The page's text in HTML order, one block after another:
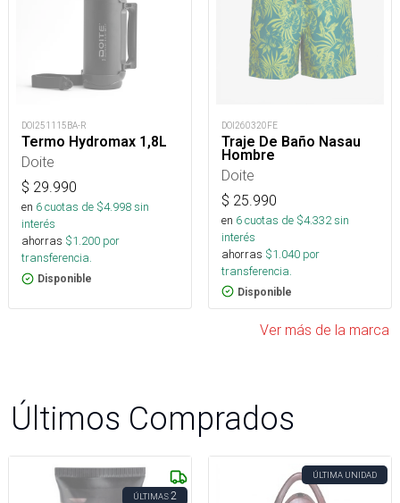
DOI251115BA-R
Termo Hydromax 1,8L
Doite
$ 29.990
en 6cuotas de $4.998sin
interés
ahorras $1.200 por
transferencia.
Disponible
DOI260320FE
Traje De Baño Nasau
Hombre
Doite
$ 25.990
en 6cuotas de $4.332sin
interés
ahorras $1.040 por
transferencia.
Disponible
Ver más de la marca
Últimos Comprados
ÚLTIMAS2
ÚLTIMA UNIDAD